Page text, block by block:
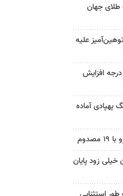
طلای جهان
علیه
هوا در خراسان رضوی ۴ درجه افزایش
پهپادی آماده
خیلی زود پایان